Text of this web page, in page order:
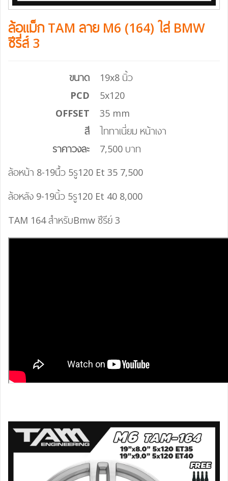
ล้อแม็ก TAM ลาย M6 (164) ใส่ BMW
ซีรี่ส์ 3
ขนาด
19x8 นิ้ว
PCD
5x120
OFFSET
35 mm
สี
ไททาเนี่ยม หน้าเงา
ราคาวงละ
7,500 บาท
ล้อหน้า 8-19นื้ว 5รู120 Et 35 7,500
ล้อหลัง 9-19นิ้ว 5รู120 Et 40 8,000
TAM 164สำหรับBmw ซีรีย์ 3